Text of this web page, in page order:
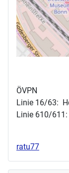
ÖVPN
Linie 16/63:
Linie 610/
ratu77